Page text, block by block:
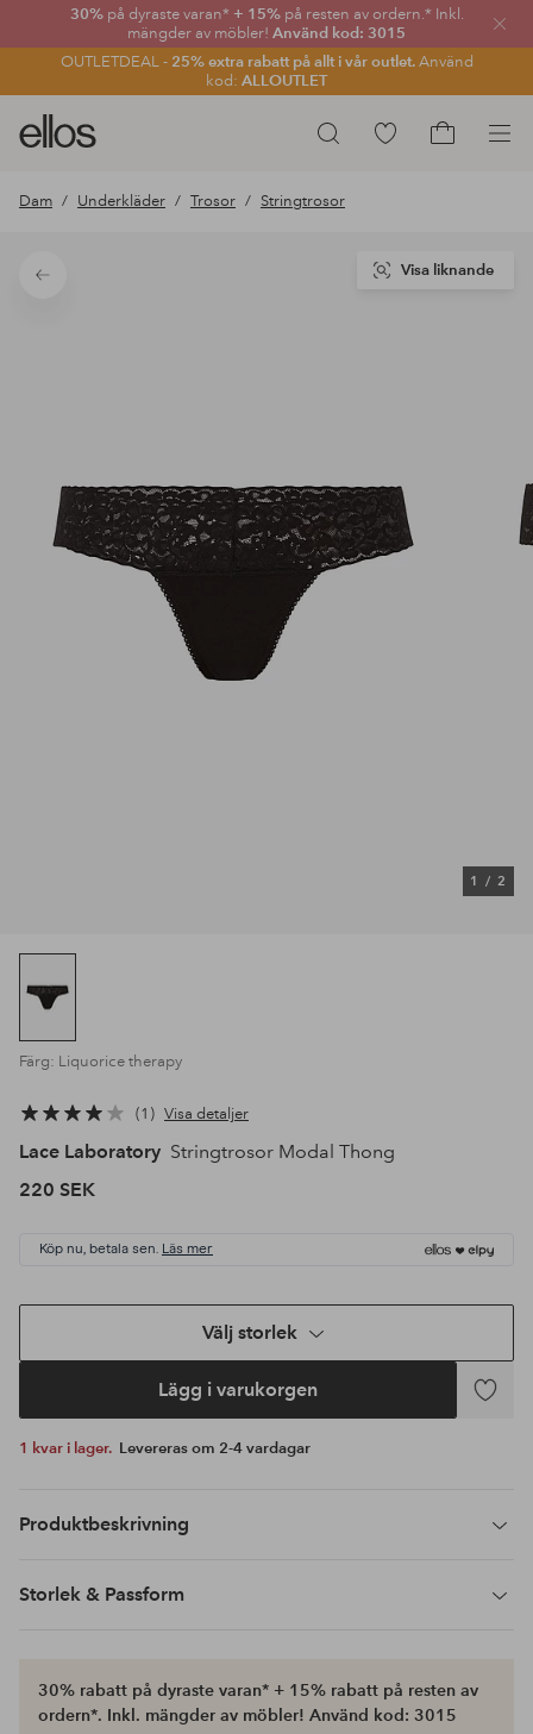
30% på dyraste varan* + 15% på resten av ordern.* Inkl.
mängder av möbler! Använd kod: 3015
OUTLETDEAL - 25% extra rabatt på allt i vår outlet.Använd
kod: ALLOUTLET
Sök
Ellos
logotyp
gå
förstasidan
Gå
Dam Underkläder Trosor Stringtrosor
Tillbaka
1 / 2
Visa liknande
Färg: Liquorice therapy
1 Visa detaljer
Lace Laboratory Stringtrosor Modal Thong
220 SEK
Köp nu, betala sen. Läs mer
Välj storlek
Lägg i varukorgen
Lägg
1 kvar i lager. Levereras om 2-4 vardagar
Produktbeskrivning
Storlek & Passform
30% rabatt på dyraste varan* + 15% rabatt på resten av
ordern*. Inkl. mängder av möbler! Använd kod: 3015